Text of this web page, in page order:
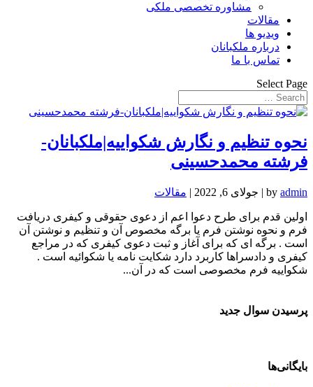
مشاوره تخصصی ملکی
مقالات
ویدیو ها
درباره ملکبانان
تماس با ما
Select Page
نحوه تنظیم و نگارش شکواییه|ملکبانان-
فرشته محمدحسینی
by admin
| جولای 6, 2022 | مقالات
اولین قدم برای طرح دعوا اعم از دعوی حقوقی و کیفری دریافت
فرم و نحوه نوشتن فرم یا برگه مخصوص آن و تنظیم و نوشتن آن
است . برگه ای که برای آغاز و ثبت دعوی کیفری که در مراجع
کیفری و دادسراها کاربرد دارد شکایت نامه یا شکوائیه است .
شکواییه فرم مخصوصی است که در آن...
پرسیدن سوال جدید
بایگانی‌ها